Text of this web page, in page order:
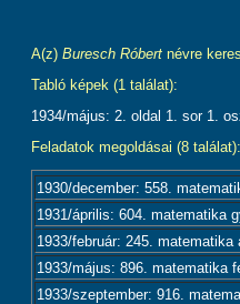
A(z) Buresch Róbert névre
Tabló képek (1 találat):
1934/május: 2. oldal 1. sor 1.
Feladatok megoldásai (8 találat):
1930/december: 558.
1931/április: 604. matematika
1933/február: 245.
1933/május: 896. matematika
1933/szeptember: 916.